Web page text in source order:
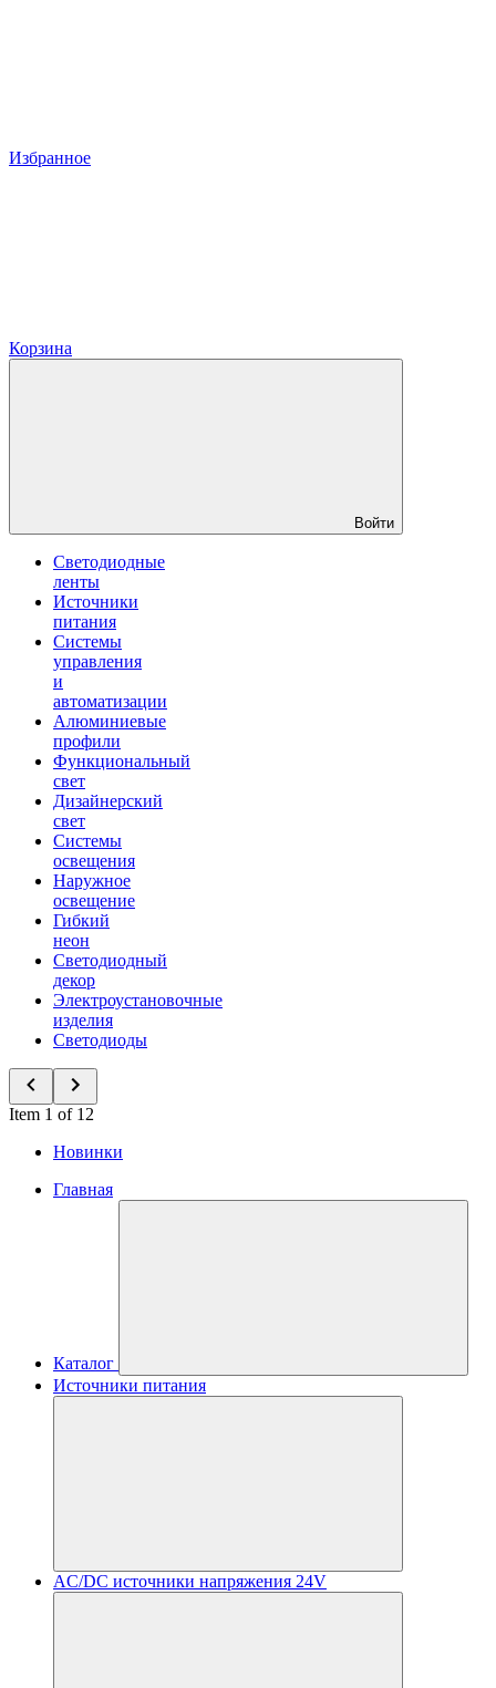
Избранное
Корзина
Войти
Светодиодные
ленты
Источники
питания
Системы
управления
и
автоматизации
Алюминиевые
профили
Функциональный
свет
Дизайнерский
свет
Системы
освещения
Наружное
освещение
Гибкий
неон
Светодиодный
декор
Электроустановочные
изделия
Светодиоды
Item 1 of 12
Новинки
Главная
Каталог
Источники питания
AC/DC источники напряжения 24V